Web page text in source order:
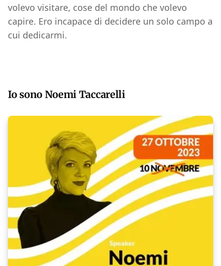
volevo visitare, cose del mondo che volevo
capire. Ero incapace di decidere un solo campo a
cui dedicarmi.
Io sono Noemi Taccarelli